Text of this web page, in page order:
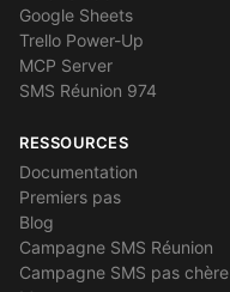
Google Sheets
Trello Power-Up
MCP Server
SMS Réunion 974
RESSOURCES
Documentation
Premiers pas
Blog
Campagne SMS Réunion
Campagne SMS pas chère